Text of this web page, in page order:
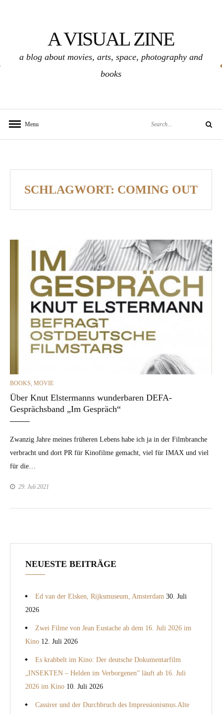
A VISUAL ZINE
a blog about movies, arts, space, photography and
books
Menu Search
SCHLAGWORT: COMING OUT
CATEGORIES
BOOKS, MOVIE
Über Knut Elstermanns wunderbaren DEFA-
Gesprächsband „Im Gespräch“
Zwanzig Jahre meines früheren Lebens habe ich ja in der Film­branche
ver­bracht und dort PR für Kinofilme gemacht, viel für IMAX und viel
für die…
29. Juli 2021
NEUESTE BEITRÄGE
Ed van der Elsken, Rijksmuseum, Amsterdam 30. Juli
2026
Zwei Filme von Jean Eustache ab dem 16. Juli 2026 im
Kino 12. Juli 2026
Es krabbelt im Kino: Der deutsche Dokumentarfilm
„INSEKTEN – Helden im Verborgenen” läuft ab 16. Juli
2026 im Kino 10. Juli 2026
Cassirer und der Durchbruch des Impressionismus.Alte